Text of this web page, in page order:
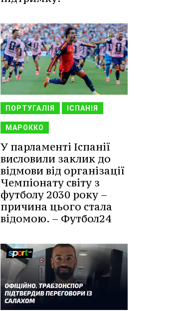
ПОРТУГАЛІЯ ІСПАНІЯ
МАРОККО
У парламенті Іспанії
висловили заклик до
відмови від організації
Чемпіонату світу з
футболу 2030 року –
причина цього стала
відомою. – Футбол24